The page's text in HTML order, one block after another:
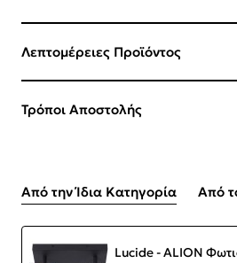
Λεπτομέρειες Προϊόντος
Τρόποι Αποστολής
Από την Ίδια Κατηγορία Από